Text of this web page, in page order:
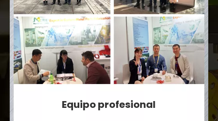
Equipo profesional